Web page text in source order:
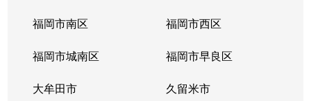
福岡市南区 福岡市西区
福岡市城南区 福岡市早良区
大牟田市 久留米市